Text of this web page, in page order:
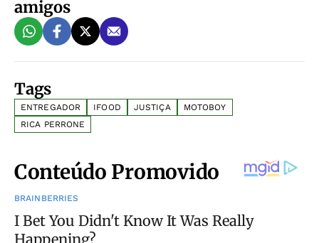
amigos
Tags
ENTREGADOR IFOOD JUSTIÇA
MOTOBOY
RICA PERRONE